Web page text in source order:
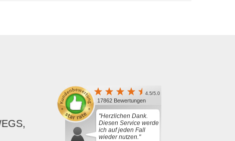
4.5/5.0
17862 Bewertungen
"Herzlichen Dank.
Diesen Service werde
ich auf jeden Fall
wieder nutzen."